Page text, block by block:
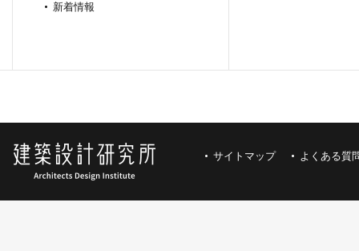
新着情報
サイトマップ よくある質